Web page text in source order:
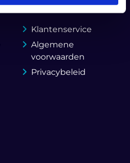
Klantenservice
Klantenservice
Algemene
voorwaarden
Privacybeleid